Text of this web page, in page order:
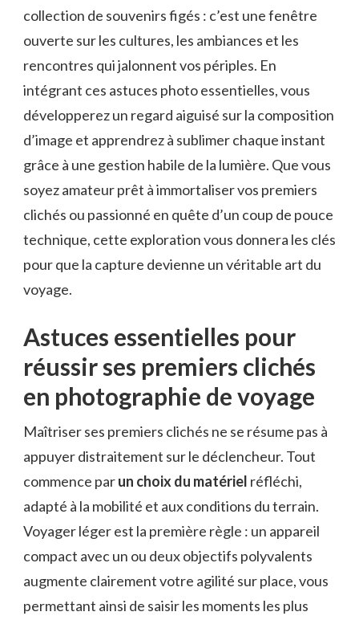
collection de souvenirs figés : c’est une fenêtre
ouverte sur les cultures, les ambiances et les
rencontres qui jalonnent vos périples. En
intégrant ces astuces photo essentielles, vous
développerez un regard aiguisé sur la composition
d’image et apprendrez à sublimer chaque instant
grâce à une gestion habile de la lumière. Que vous
soyez amateur prêt à immortaliser vos premiers
clichés ou passionné en quête d’un coup de pouce
technique, cette exploration vous donnera les clés
pour que la capture devienne un véritable art du
voyage.
Astuces essentielles pour
réussir ses premiers clichés
en photographie de voyage
Maîtriser ses premiers clichés ne se résume pas à
appuyer distraitement sur le déclencheur. Tout
commence parun choix du matériel réfléchi,
adapté à la mobilité et aux conditions du terrain.
Voyager léger est la première règle : un appareil
compact avec un ou deux objectifs polyvalents
augmente clairement votre agilité sur place, vous
permettant ainsi de saisir les moments les plus